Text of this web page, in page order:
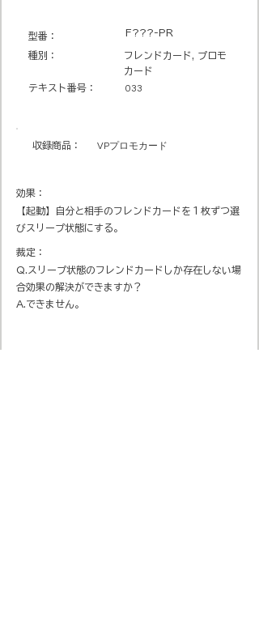
​型番​： F???-PR
種別：
フレンドカード, プロモ
カード
テキスト番号​：
033
収録商品​： VPプロモカード
効果：
【起動】自分と相手のフレンドカードを１枚ずつ選
びスリープ状態にする。
裁定：
Q.スリープ状態のフレンドカードしか存在しない場
合効果の解決ができますか？
A.できません。